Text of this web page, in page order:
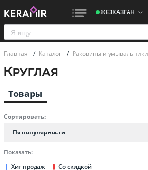
ЖЕЗКАЗГАН
Главная / Каталог / Раковины и умывальники
Круглая
Товары
Сортировать:
По популярности
Показать:
Хит продаж
Со скидкой